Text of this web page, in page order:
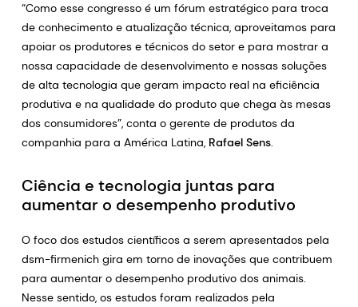
“Como esse congresso é um fórum estratégico para troca
de conhecimento e atualização técnica, aproveitamos para
apoiar os produtores e técnicos do setor e para mostrar a
nossa capacidade de desenvolvimento e nossas soluções
de alta tecnologia que geram impacto real na eficiência
produtiva e na qualidade do produto que chega às mesas
dos consumidores”, conta o gerente de produtos da
companhia para a América Latina, Rafael Sens.
Ciência e tecnologia juntas para
aumentar o desempenho produtivo
O foco dos estudos científicos a serem apresentados pela
dsm-firmenich gira em torno de inovações que contribuem
para aumentar o desempenho produtivo dos animais.
Nesse sentido, os estudos foram realizados pela